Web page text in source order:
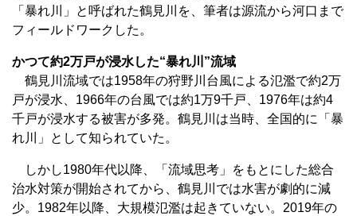
「暴れ川」と呼ばれた鶴見川を、筆者は源流から河口まで
フィールドワークした。
かつて約2万戸が浸水した“暴れ川”流域
鶴見川流域では1958年の狩野川台風による氾濫で約2万
戸が浸水、1966年の台風では約1万9千戸、1976年は約4
千戸が浸水する被害が多発。鶴見川は当時、全国的に「暴
れ川」として知られていた。
しかし1980年代以降、「流域思考」をもとにした総合
治水対策が開始されてから、鶴見川では水害が劇的に減
少。1982年以降、大規模氾濫は起きていない。2019年の